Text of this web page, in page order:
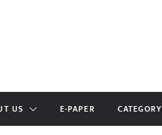
US E-PAPER CATEGORY